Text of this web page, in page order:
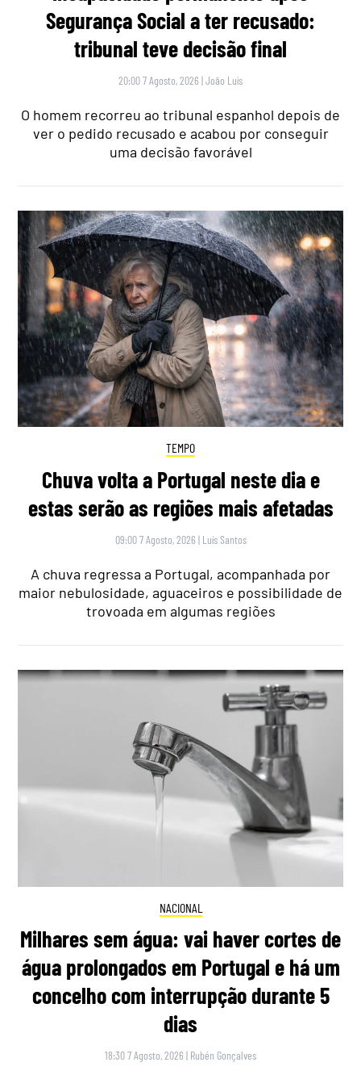
Segurança Social a ter recusado:
tribunal teve decisão final
20:00 7 Agosto, 2026 |João Luís
O homem recorreu ao tribunal espanhol depois de
ver o pedido recusado e acabou por conseguir
uma decisão favorável
TEMPO
Chuva volta a Portugal neste dia e
estas serão as regiões mais afetadas
09:00 7 Agosto, 2026 | Luís Santos
A chuva regressa a Portugal, acompanhada por
maior nebulosidade, aguaceiros e possibilidade de
trovoada em algumas regiões
NACIONAL
Milhares sem água: vai haver cortes de
água prolongados em Portugal e há um
concelho com interrupção durante 5
dias
18:30 7 Agosto, 2026 | Rubén Gonçalves